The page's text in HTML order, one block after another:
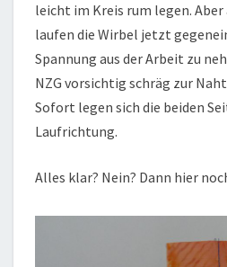
leicht im Kreis rum legen.
laufen die Wirbel jetzt
Spannung aus der Arbeit zu
NZG vorsichtig schräg zur
Sofort legen sich die beiden
Laufrichtung.
Alles klar? Nein? Dann hier